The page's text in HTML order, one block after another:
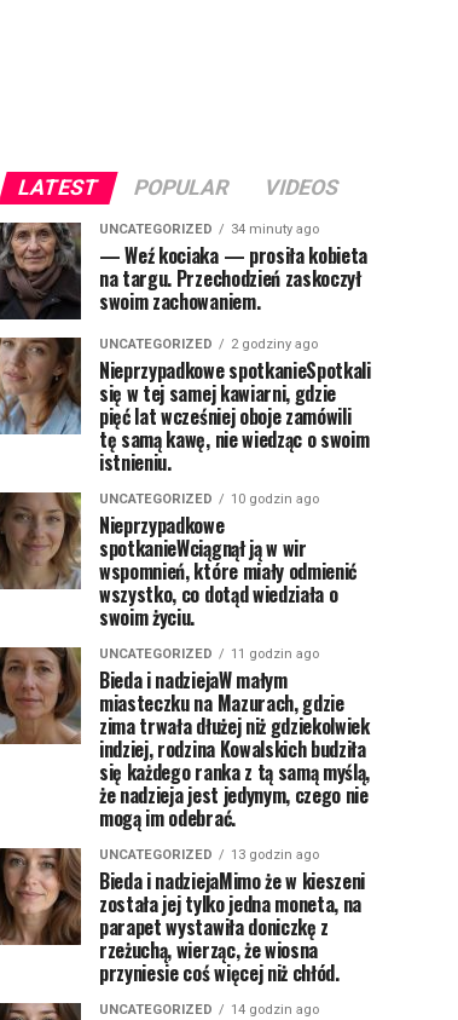
LATEST POPULAR VIDEOS
UNCATEGORIZED 34 minuty ago
— Weź kociaka — prosiła kobieta
na targu. Przechodzień zaskoczył
swoim zachowaniem.
UNCATEGORIZED 2 godziny ago
Nieprzypadkowe spotkanieSpotkali
się w tej samej kawiarni, gdzie
pięć lat wcześniej oboje zamówili
tę samą kawę, nie wiedząc o swoim
istnieniu.
UNCATEGORIZED 10 godzin ago
Nieprzypadkowe
spotkanieWciągnął ją w wir
wspomnień, które miały odmienić
wszystko, co dotąd wiedziała o
swoim życiu.
UNCATEGORIZED 11 godzin ago
Bieda i nadziejaW małym
miasteczku na Mazurach, gdzie
zima trwała dłużej niż gdziekolwiek
indziej, rodzina Kowalskich budziła
się każdego ranka z tą samą myślą,
że nadzieja jest jedynym, czego nie
mogą im odebrać.
UNCATEGORIZED 13 godzin ago
Bieda i nadziejaMimo że w kieszeni
została jej tylko jedna moneta, na
parapet wystawiła doniczkę z
rzeżuchą, wierząc, że wiosna
przyniesie coś więcej niż chłód.
UNCATEGORIZED 14 godzin ago